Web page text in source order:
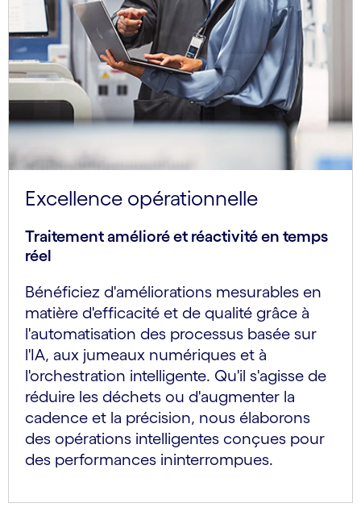
Excellence opérationnelle
Traitement amélioré et réactivité en temps
réel
Bénéficiez d'améliorations mesurables en
matière d'efficacité et de qualité grâce à
l'automatisation des processus basée sur
l'IA, aux jumeaux numériques et à
l'orchestration intelligente. Qu'il s'agisse de
réduire les déchets ou d'augmenter la
cadence et la précision, nous élaborons
des opérations intelligentes conçues pour
des performances ininterrompues.